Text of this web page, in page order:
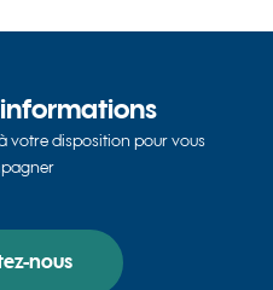
votre disposition pour vous
nous